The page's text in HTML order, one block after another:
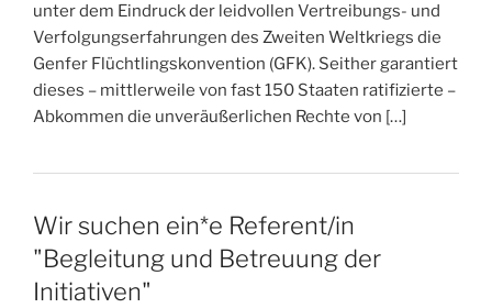
unter dem Eindruck der leidvollen Vertreibungs- und
Verfolgungserfahrungen des Zweiten Weltkriegs die
Genfer Flüchtlingskonvention (GFK). Seither garantiert
dieses – mittlerweile von fast 150 Staaten ratifizierte –
Abkommen die unveräußerlichen Rechte von […]
Wir suchen ein*e Referent/in
"Begleitung und Betreuung der
Initiativen"